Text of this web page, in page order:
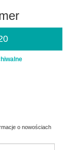
o nowościach